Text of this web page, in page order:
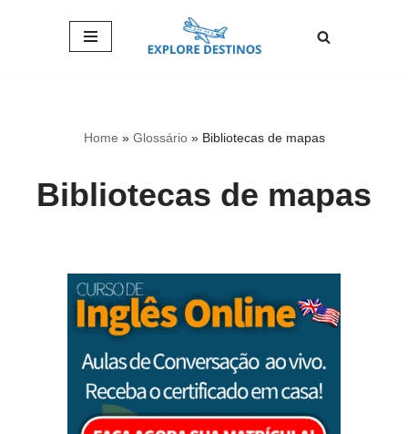
Home » Glossário» Bibliotecas de mapas
Bibliotecas de mapas